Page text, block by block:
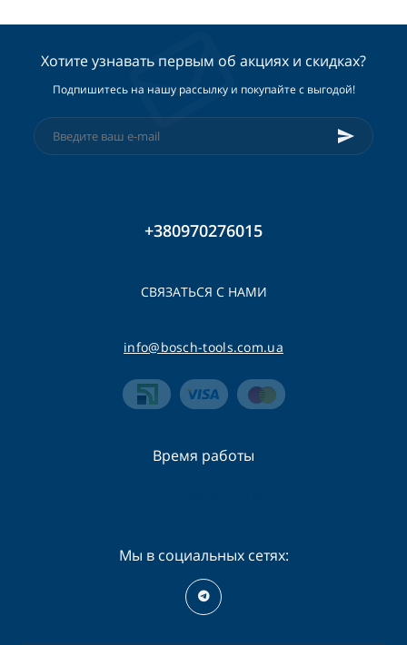
Хотите узнавать первым об акциях и скидках?
Подпишитесь на нашу рассылку и покупайте с выгодой!
+380970276015
СВЯЗАТЬСЯ С НАМИ
info@bosch-tools.com.ua
Время работы
Мы в социальных сетях: